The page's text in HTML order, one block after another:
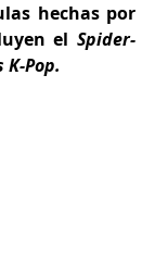
hechas por
el Spider-
Pop.